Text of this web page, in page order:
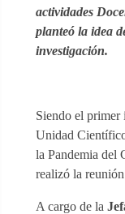
actividades
planteó la idea
investigación.
Siendo el primer
Unidad
la Pandemia del
realizó la reunión
A cargo de la